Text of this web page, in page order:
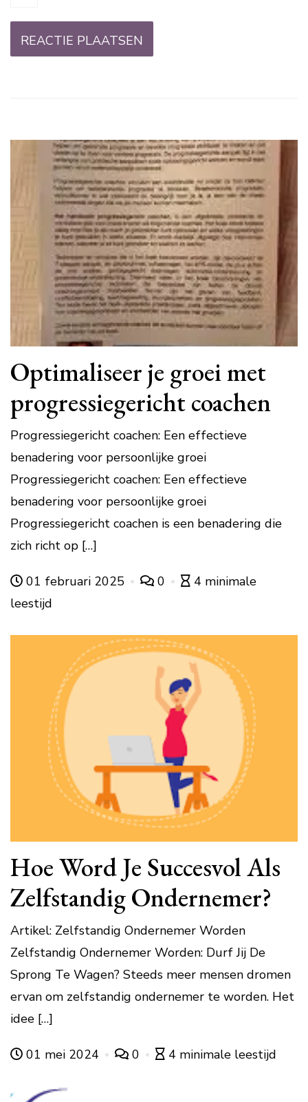
Optimaliseer je groei met
progressiegericht coachen
Progressiegericht coachen: Een effectieve
benadering voor persoonlijke groei
Progressiegericht coachen: Een effectieve
benadering voor persoonlijke groei
Progressiegericht coachen is een benadering die
zich richt op […]
01 februari 2025 0
4 minimale
leestijd
Hoe Word Je Succesvol Als
Zelfstandig Ondernemer?
Artikel: Zelfstandig Ondernemer Worden
Zelfstandig Ondernemer Worden: Durf Jij De
Sprong Te Wagen? Steeds meer mensen dromen
ervan om zelfstandig ondernemer te worden. Het
idee […]
01 mei 2024 0 4 minimale leestijd